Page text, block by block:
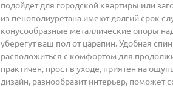
подойдет для городской квартиры или
из пенополиуретана имеют долгий срок
конусообразные металлические опоры
уберегут ваш пол от царапин. Удобная
расположиться с комфортом для
практичен, прост в уходе, приятен на
дизайн, разнообразит интерьер, поможет